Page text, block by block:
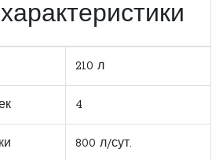
210 л
4
800 л/сут.